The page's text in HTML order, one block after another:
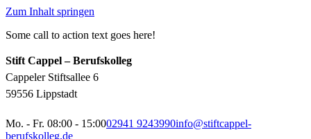
Zum Inhalt springen
Some call to action text goes here!
Stift Cappel – Berufskolleg
Cappeler Stiftsallee 6
59556 Lippstadt
Mo. - Fr. 08:00 - 15:0002941 9243990info@stiftcappel-
berufskolleg.de